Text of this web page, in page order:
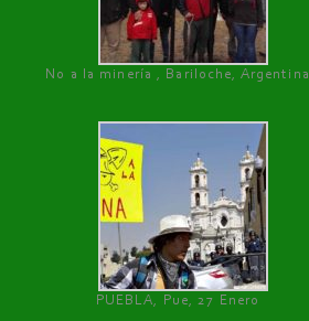
No a la minería , Bariloche, Argentina
PUEBLA, Pue, 27 Enero